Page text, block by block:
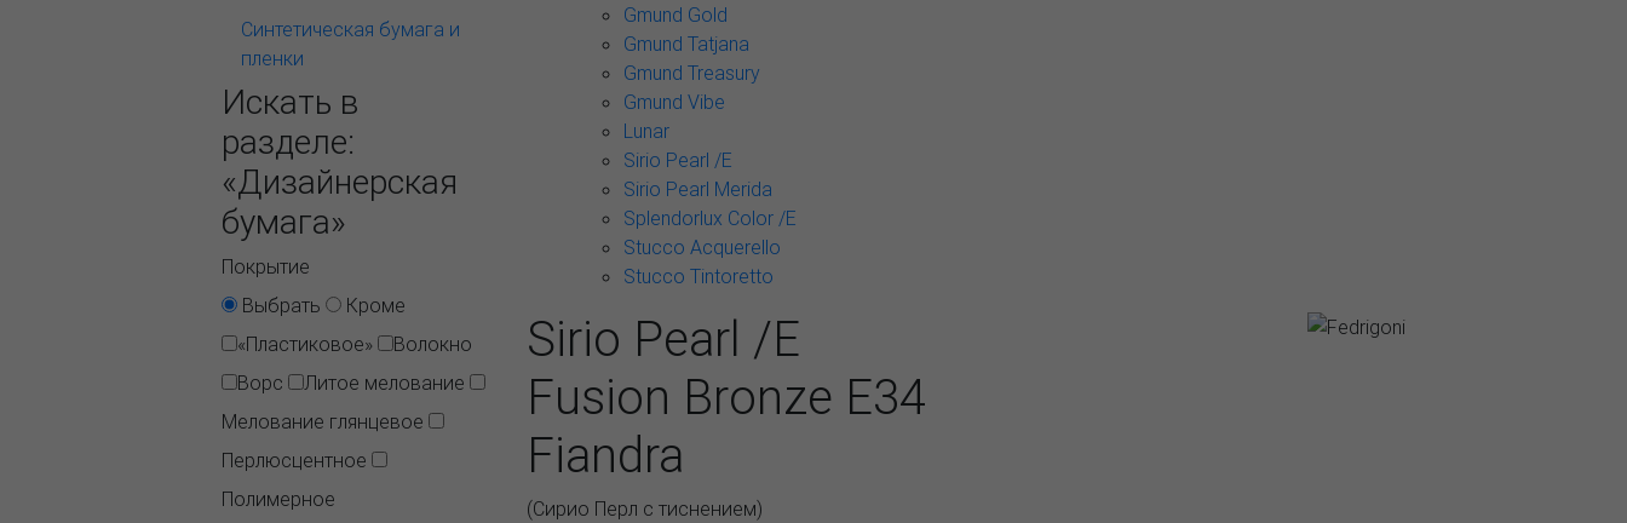
Синтетическая бумага и
пленки
Искать в
разделе:
«Дизайнерская
бумага»
Покрытие
Выбрать
Кроме
«Пластиковое»
Волокно
Ворс
Литое мелование
Мелование глянцевое
Перлюсцентное
Полимерное
Gmund Gold
Gmund Tatjana
Gmund Treasury
Gmund Vibe
Lunar
Sirio Pearl /E
Sirio Pearl Merida
Splendorlux Color /E
Stucco Acquerello
Stucco Tintoretto
Sirio Pearl /E
Fusion Bronze E34
Fiandra
(Сирио Перл с тиснением)